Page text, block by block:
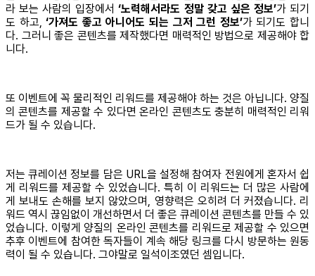
라 보는 사람의 입장에서‘노력해서라도 정말 갖고 싶은 정보’가 되기
도 하고,‘가져도 좋고 아니어도 되는 그저 그런 정보’가 되기도 합니
다. 그러니 좋은 콘텐츠를 제작했다면 매력적인 방법으로 제공해야 합
니다.
또 이벤트에 꼭 물리적인 리워드를 제공해야 하는 것은 아닙니다. 양질
의 콘텐츠를 제공할 수 있다면 온라인 콘텐츠도 충분히 매력적인 리워
드가 될 수 있습니다.
저는 큐레이션 정보를 담은 URL을 설정해 참여자 전원에게 혼자서 쉽
게 리워드를 제공할 수 있었습니다. 특히 이 리워드는 더 많은 사람에
게 보내도 손해를 보지 않았으며, 영향력은 오히려 더 커졌습니다. 리
워드 역시 끊임없이 개선하면서 더 좋은 큐레이션 콘텐츠를 만들 수 있
었습니다. 이렇게 양질의 온라인 콘텐츠를 리워드로 제공할 수 있으면
추후 이벤트에 참여한 독자들이 계속 해당 링크를 다시 방문하는 원동
력이 될 수 있습니다. 그야말로 일석이조였던 셈입니다.